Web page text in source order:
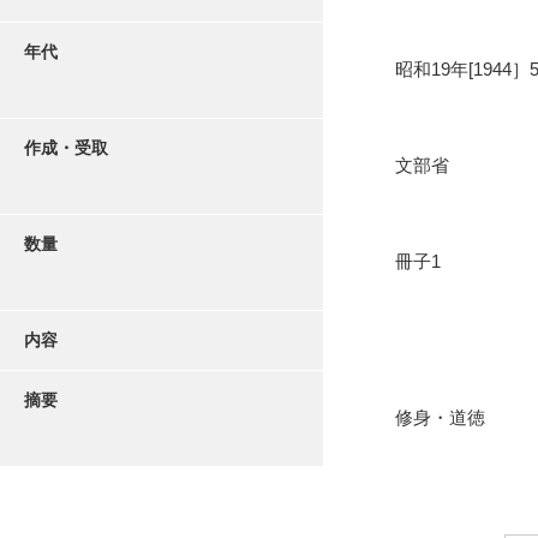
年代
昭和19年[1944］
作成・受取
文部省
数量
冊子1
内容
摘要
修身・道徳